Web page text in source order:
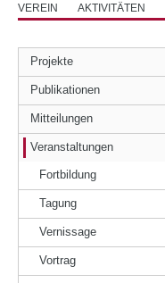
VEREIN AKTIVITÄTEN
Projekte
Publikationen
Mitteilungen
Veranstaltungen
Fortbildung
Tagung
Vernissage
Vortrag